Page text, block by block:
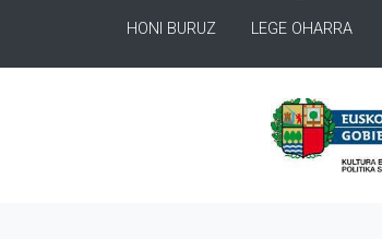
HONI BURUZ LEGE OHARRA